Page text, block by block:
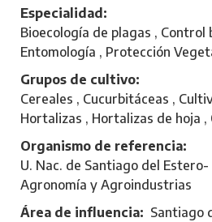
C
h
u
y
,
L
a
d
y
N
Especialidad
Bioecología de plagas , Control
Entomología , Protección
Grupos de cultivo
Cereales , Cucurbitáceas ,
Hortalizas , Hortalizas de hoja ,
Organismo de referencia
U. Nac. de Santiago del
Agronomía y Agroindustrias
Área de influencia
Santiago